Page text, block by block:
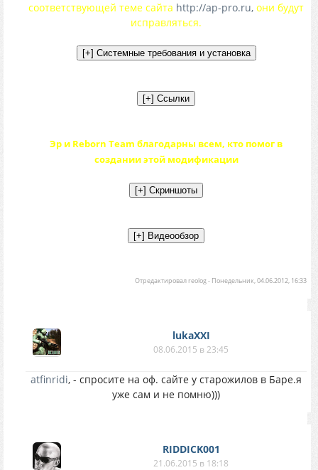
соответствующей теме сайта http://ap-pro.ru, они будут
исправляться.
Эр и Reborn Team благодарны всем, кто помог в
создании этой модификации
Отредактировал reolog- Понедельник, 04.06.2012, 16:33
lukaXXI
08.06.2015 в 23:45
atfinridi, - спросите на оф. сайте у старожилов в Баре.я
уже сам и не помню)))
RIDDICK001
21.06.2015 в 18:18